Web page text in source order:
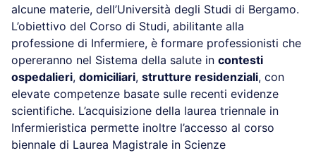
alcune materie, dell’Università degli Studi di Bergamo.
L’obiettivo del Corso di Studi, abilitante alla
professione di Infermiere, è formare professionisti che
opereranno nel Sistema della salute in contesti
ospedalieri, domiciliari, strutture residenziali, con
elevate competenze basate sulle recenti evidenze
scientifiche. L’acquisizione della laurea triennale in
Infermieristica permette inoltre l’accesso al corso
biennale di Laurea Magistrale in Scienze